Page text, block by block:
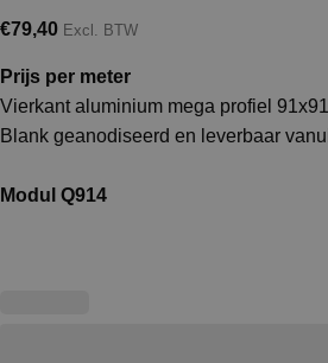
€79,40 Excl. BTW
Prijs per meter
Vierkant aluminium mega profiel
Blank geanodiseerd en leverbaar
Modul Q914